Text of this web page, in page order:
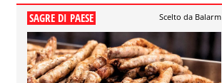
SAGRE DI PAESE Scelto da Balarm